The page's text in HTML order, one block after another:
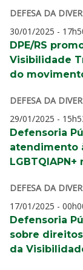
DEFESA DA
30/01/2025 -
DPE/RS
Visibilidade
do
DEFESA DA
29/01/2025 -
Defensoria
atendimento
LGBTQIAPN+
DEFESA DA
17/01/2025 -
Defensoria
sobre
da